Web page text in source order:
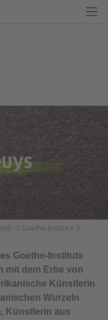
© Goethe-Institut e.V.
Goethe-Instituts
mit dem Erbe von
Künstlerin
Wurzeln
Künstlerin aus